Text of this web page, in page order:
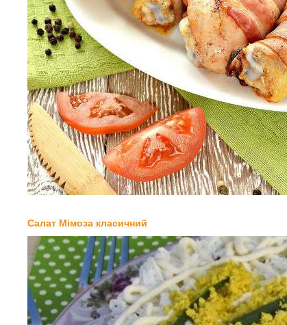
Салат Мімоза класичний